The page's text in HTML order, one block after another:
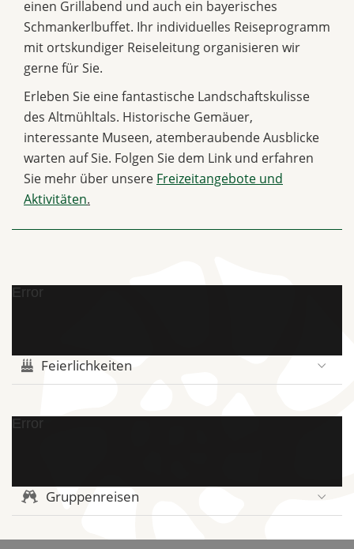
einen Grillabend und auch ein bayerisches
Schmankerlbuffet. Ihr individuelles Reiseprogramm
mit ortskundiger Reiseleitung organisieren wir
gerne für Sie.
Erleben Sie eine fantastische Landschaftskulisse
des Altmühltals. Historische Gemäuer,
interessante Museen, atemberaubende Ausblicke
warten auf Sie. Folgen Sie dem Link und erfahren
Sie mehr über unsere Freizeitangebote und
Aktivitäten.
Error
Feierlichkeiten
Error
Gruppenreisen